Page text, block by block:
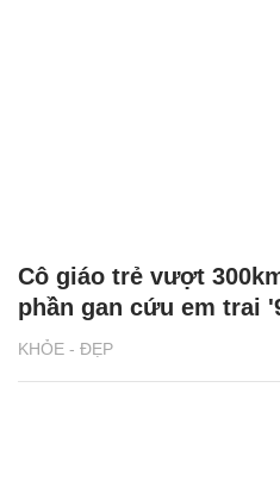
KHỎE - ĐẸP
Cô giáo trẻ vượt
phần gan cứu em trai